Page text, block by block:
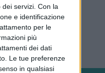
servizi. Con la
e identificazione
per le
più
dei dati
Le tue preferenze
in qualsiasi